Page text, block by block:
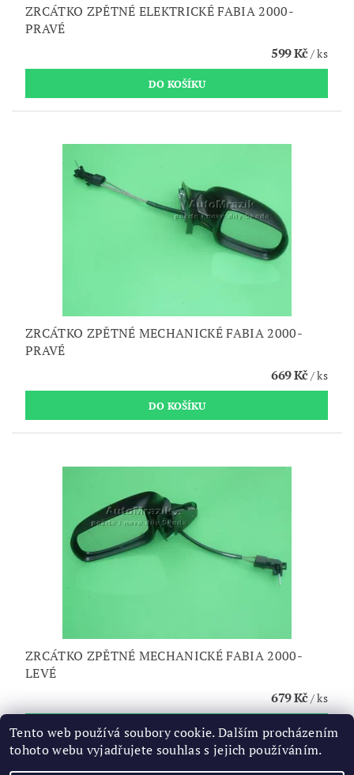
ZRCÁTKO ZPĚTNÉ ELEKTRICKÉ FABIA 2000-
PRAVÉ
599 Kč/ ks
ZRCÁTKO ZPĚTNÉ MECHANICKÉ FABIA 2000-
PRAVÉ
669 Kč/ ks
ZRCÁTKO ZPĚTNÉ MECHANICKÉ FABIA 2000-
LEVÉ
679 Kč/ ks
Tento web používá soubory cookie. Dalším procházením
tohoto webu vyjadřujete souhlas s jejich používáním.